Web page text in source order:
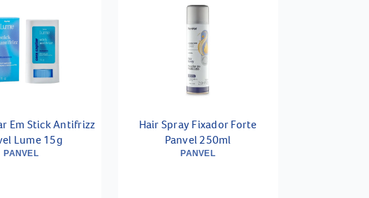
Em Stick Antifrizz
Lume 15g
PANVEL
Hair Spray Fixador Forte
Panvel 250ml
PANVEL